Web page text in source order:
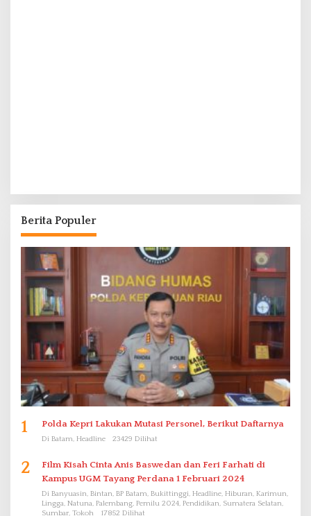
Berita Populer
1 Polda Kepri Lakukan Mutasi Personel, Berikut Daftarnya
Di Batam, Headline 23429 Dilihat
2
Film Kisah Cinta Anis Baswedan dan Feri Farhati di
Kampus UGM Tayang Perdana 1 Februari 2024
Di Banyuasin, Bintan, BP Batam, Bukittinggi, Headline, Hiburan, Karimun,
Lingga, Natuna, Palembang, Pemilu 2024, Pendidikan, Sumatera Selatan,
Sumbar, Tokoh
17852 Dilihat